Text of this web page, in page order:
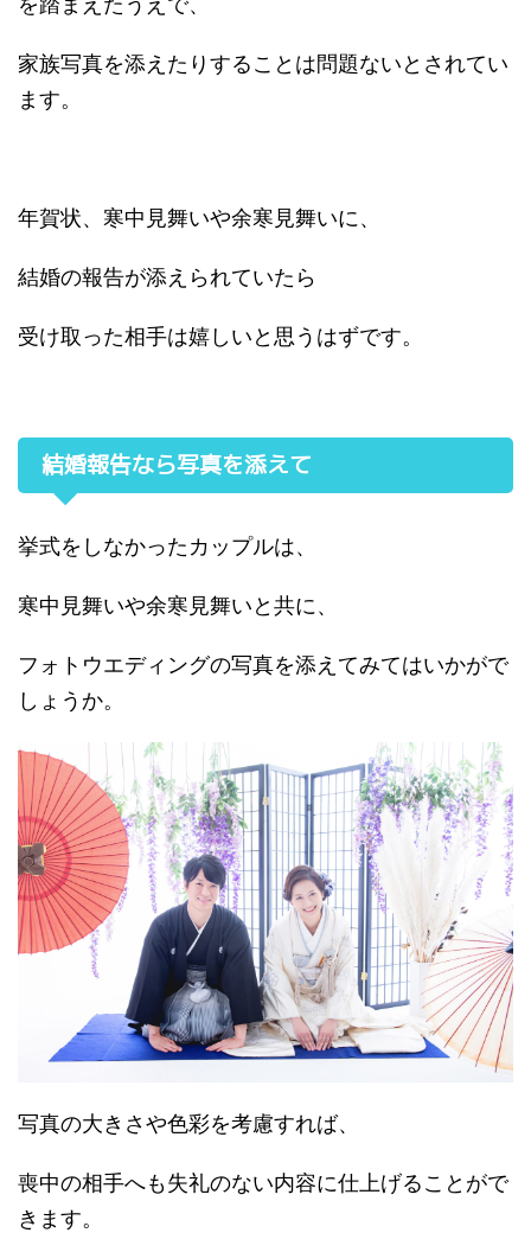
家族写真を添えたりすることは問題ないとされてい
ます。
年賀状、寒中見舞いや余寒見舞いに、
結婚の報告が添えられていたら
受け取った相手は嬉しいと思うはずです。
結婚報告なら写真を添えて
挙式をしなかったカップルは、
寒中見舞いや余寒見舞いと共に、
フォトウエディングの写真を添えてみてはいかがで
しょうか。
写真の大きさや色彩を考慮すれば、
喪中の相手へも失礼のない内容に仕上げることがで
きます。